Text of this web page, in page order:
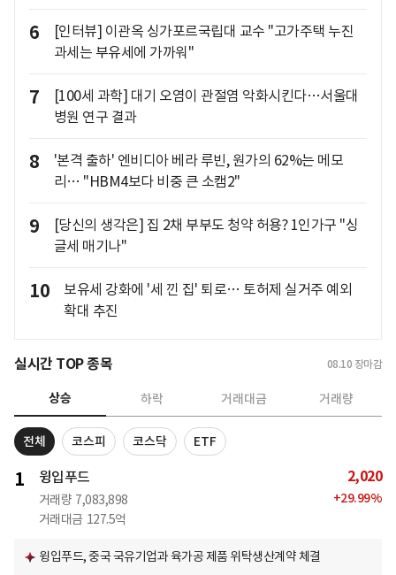
6
[인터뷰] 이관옥 싱가포르국립대 교수 "고가주택 누진
과세는 부유세에 가까워"
7
[100세 과학] 대기 오염이 관절염 악화시킨다…서울대
병원 연구 결과
8
'본격 출하' 엔비디아 베라 루빈, 원가의 62%는 메모
리… "HBM4보다 비중 큰 소캠2"
9
[당신의 생각은] 집 2채 부부도 청약 허용? 1인가구 "싱
글세 매기나"
10
보유세 강화에 '세 낀 집' 퇴로… 토허제 실거주 예외
확대 추진
실시간 TOP 종목 08.10 장마감
상승 하락 거래대금 거래량
전체 코스피 코스닥 ETF
1 윙입푸드
거래량 7,083,898
거래대금 127.5억
2,020
+29.99%
윙입푸드, 중국 국유기업과 육가공 제품 위탁생산계약 체결